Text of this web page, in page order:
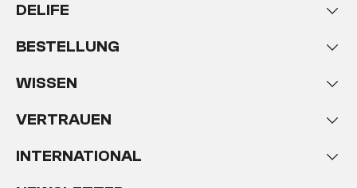
DELIFE
BESTELLUNG
WISSEN
VERTRAUEN
INTERNATIONAL